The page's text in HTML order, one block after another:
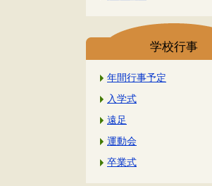
学校行事
年間行事予定
入学式
遠足
運動会
卒業式